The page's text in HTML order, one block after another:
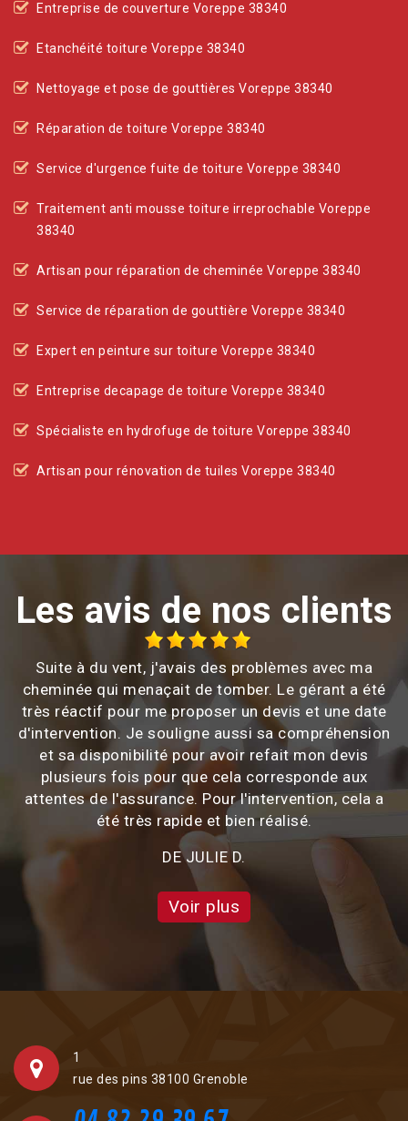
Entreprise de couverture Voreppe 38340
Etanchéité toiture Voreppe 38340
Nettoyage et pose de gouttières Voreppe 38340
Réparation de toiture Voreppe 38340
Service d'urgence fuite de toiture Voreppe 38340
Traitement anti mousse toiture irreprochable Voreppe
38340
Artisan pour réparation de cheminée Voreppe 38340
Service de réparation de gouttière Voreppe 38340
Expert en peinture sur toiture Voreppe 38340
Entreprise decapage de toiture Voreppe 38340
Spécialiste en hydrofuge de toiture Voreppe 38340
Artisan pour rénovation de tuiles Voreppe 38340
Les avis de nos clients
Suite à du vent, j'avais des problèmes avec ma
qui menaçait de tomber. Le gérant a été
réactif pour me proposer un devis et une date
Je souligne aussi sa compréhension
et sa disponibilité pour avoir refait mon devis
plusieurs fois pour que cela corresponde aux
de l'assurance. Pour l'intervention, cela a
été très rapide et bien réalisé.
DE JULIE D.
Voir plus
1
rue des pins 38100 Grenoble